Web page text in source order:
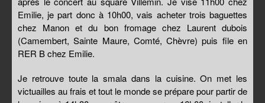
Emilie, je part donc à 10h00, vais acheter trois baguettes
chez Manon et du bon fromage chez Laurent dubois
(Camembert, Sainte Maure, Comté, Chèvre) puis file en
RER B chez Emilie.
Je retrouve toute la smala dans la cuisine. On met les
victuailles au frais et tout le monde se prépare pour partir de